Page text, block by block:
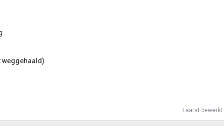
weggehaald)
Laatst bewerkt: